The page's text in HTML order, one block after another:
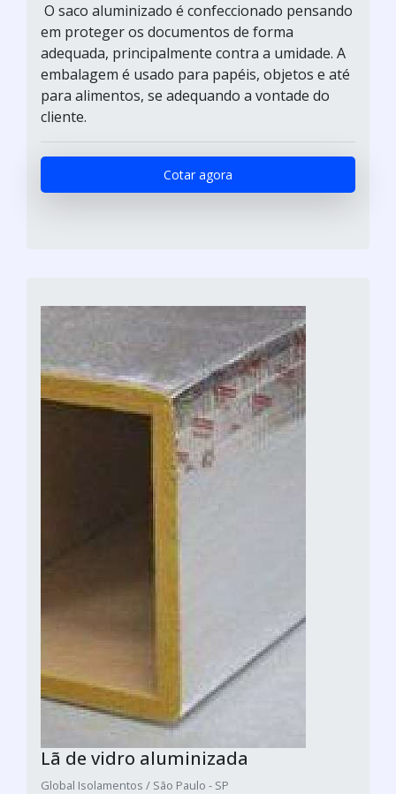
O saco aluminizado é confeccionado pensando
em proteger os documentos de forma
adequada, principalmente contra a umidade. A
embalagem é usado para papéis, objetos e até
para alimentos, se adequando a vontade do
cliente.
Cotar agora
Lã de vidro aluminizada
Global Isolamentos / São Paulo - SP